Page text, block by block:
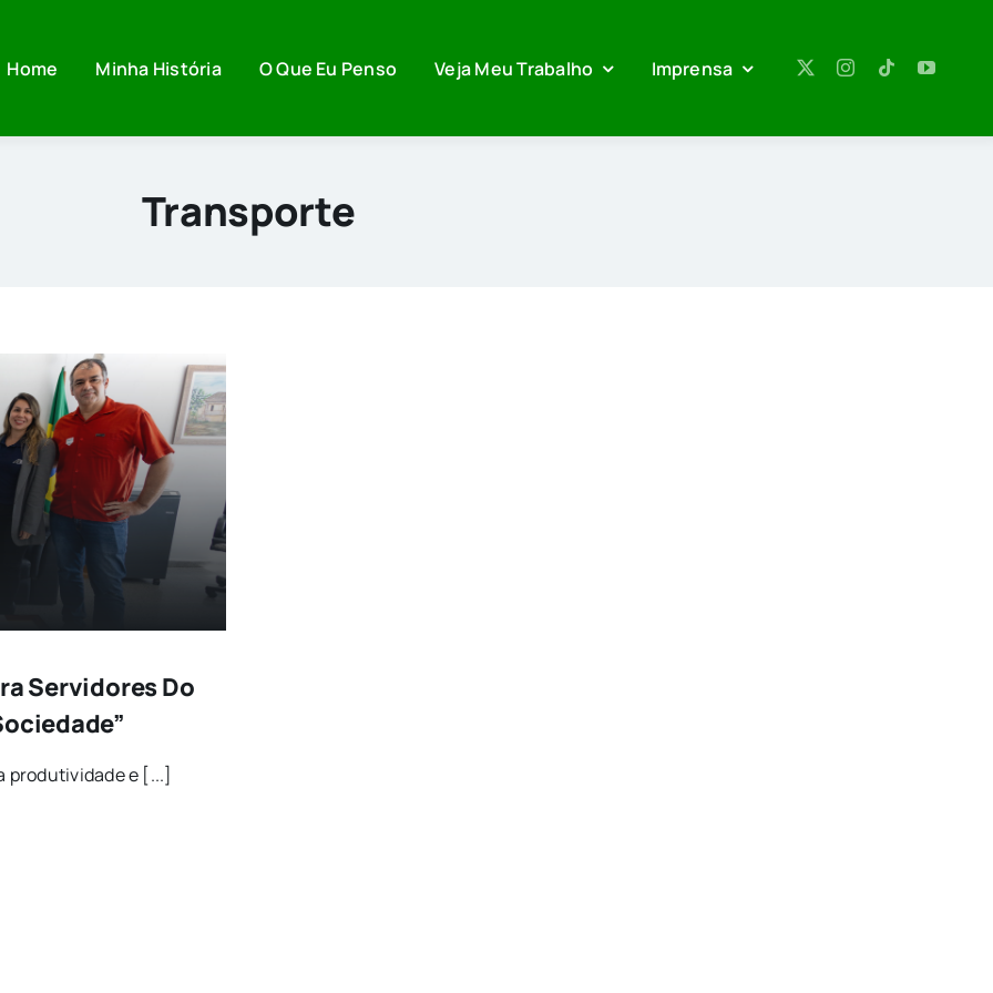
Home Minha História O Que Eu Penso Veja Meu Trabalho Imprensa
Transporte
Servidores Do
produtividade e [...]